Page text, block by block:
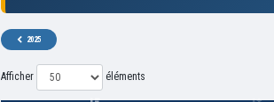
2025
Afficher éléments